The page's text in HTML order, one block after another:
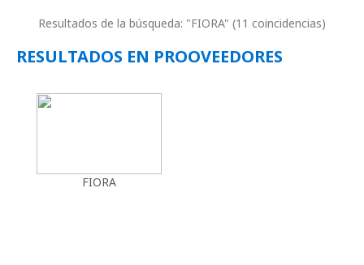
Resultados de la búsqueda: "FIORA" (11 coincidencias)
RESULTADOS EN PROOVEEDORES
FIORA